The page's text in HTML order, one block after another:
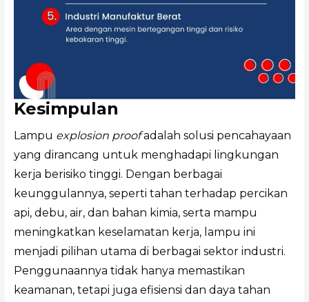
Kesimpulan
Lampu explosion proofadalah solusi pencahayaan
yang dirancang untuk menghadapi lingkungan
kerja berisiko tinggi. Dengan berbagai
keunggulannya, seperti tahan terhadap percikan
api, debu, air, dan bahan kimia, serta mampu
meningkatkan keselamatan kerja, lampu ini
menjadi pilihan utama di berbagai sektor industri.
Penggunaannya tidak hanya memastikan
keamanan, tetapi juga efisiensi dan daya tahan